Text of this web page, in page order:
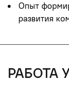
Опыт
развития
работа